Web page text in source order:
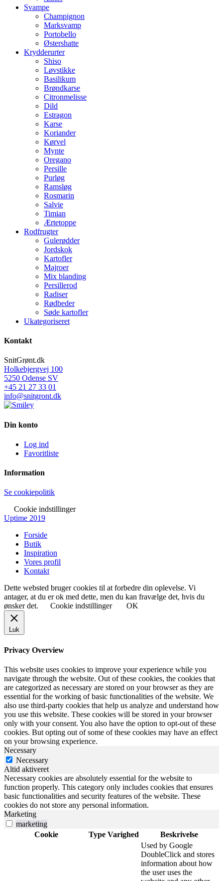
Svampe
Champignon
Marksvamp
Portobello
Østershatte
Krydderurter
Shiso
Løvstikke
Basilikum
Brøndkarse
Citronmelisse
Dild
Estragon
Karse
Koriander
Kørvel
Mynte
Oregano
Persille
Purløg
Ramsløg
Rosmarin
Salvie
Timian
Ærtetoppe
Rodfrugter
Gulerødder
Jordskok
Kartofler
Majroer
Mix blanding
Persillerod
Radiser
Rødbeder
Søde kartofler
Ukategoriseret
Kontakt
SnitGrønt.dk
Holkebjergvej 100
5250 Odense SV
+45 21 27 33 01
info@snitgront.dk
Din konto
Log ind
Favoritliste
Information
Se cookiepolitik
Cookie indstillinger
Uptime 2019
Forside
Butik
Inspiration
Vores profil
Kontakt
Dette websted bruger cookies til at forbedre din oplevelse. Vi
antager, at du er ok med dette, men du kan fravælge det, hvis du
ønsker det.
Cookie indstillinger OK
Luk
Privacy Overview
This website uses cookies to improve your experience while you
navigate through the website. Out of these cookies, the cookies that
are categorized as necessary are stored on your browser as they are
essential for the working of basic functionalities of the website. We
also use third-party cookies that help us analyze and understand how
you use this website. These cookies will be stored in your browser
only with your consent. You also have the option to opt-out of these
cookies. But opting out of some of these cookies may have an effect
on your browsing experience.
Necessary
Necessary
Altid aktiveret
Necessary cookies are absolutely essential for the website to
function properly. This category only includes cookies that ensures
basic functionalities and security features of the website. These
cookies do not store any personal information.
Marketing
marketing
Cookie
Type Varighed
Beskrivelse
Used by Google
DoubleClick and stores
information about how
the user uses the